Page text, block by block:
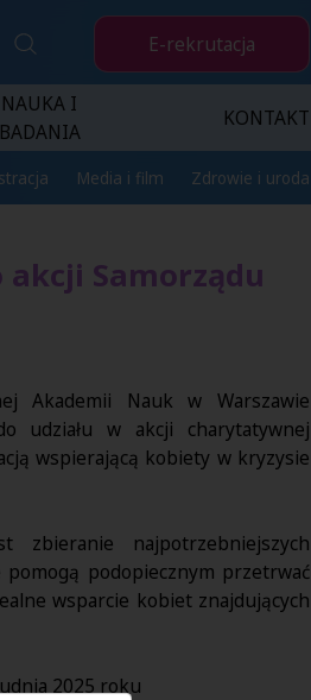
E-rekrutacja
NAUKA I
BADANIA
KONTAKT
Media i film Zdrowie i uroda
Samorządu
Akademii Nauk w Warszawie
udziału w akcji charytatywnej
wspierającą kobiety w kryzysie
najpotrzebniejszych
podopiecznym przetrwać
wsparcie kobiet znajdujących
2025 roku